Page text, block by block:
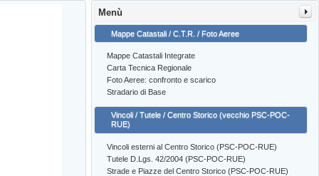
Menù
Mappe Catastali / C.T.R. / Foto Aeree
Mappe Catastali Integrate
Carta Tecnica Regionale
Foto Aeree: confronto e scarico
Stradario di Base
Vincoli / Tutele / Centro Storico (vecchio PSC-POC-
RUE)
Vincoli esterni al Centro Storico (PSC-POC-RUE)
Tutele D.Lgs. 42/2004 (PSC-POC-RUE)
Strade e Piazze del Centro Storico (PSC-POC-RUE)